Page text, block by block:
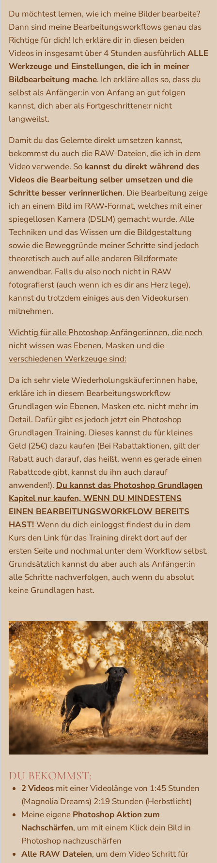
Du möchtest lernen, wie ich meine Bilder bearbeite?
Dann sind meine Bearbeitungsworkflows genau das
Richtige für dich! Ich erkläre dir in diesen beiden
Videos in insgesamt über 4 Stunden ausführlich ALLE
Werkzeuge und Einstellungen, die ich in meiner
Bildbearbeitung mache. Ich erkläre alles so, dass du
selbst als Anfänger:in von Anfang an gut folgen
kannst, dich aber als Fortgeschrittene:r nicht
langweilst.
Damit du das Gelernte direkt umsetzen kannst,
bekommst du auch die RAW-Dateien, die ich in dem
Video verwende. So kannst du direkt während des
Videos die Bearbeitung selber umsetzen und die
Schritte besser verinnerlichen. Die Bearbeitung zeige
ich an einem Bild im RAW-Format, welches mit einer
spiegellosen Kamera (DSLM) gemacht wurde. Alle
Techniken und das Wissen um die Bildgestaltung
sowie die Beweggründe meiner Schritte sind jedoch
theoretisch auch auf alle anderen Bildformate
anwendbar. Falls du also noch nicht in RAW
fotografierst (auch wenn ich es dir ans Herz lege),
kannst du trotzdem einiges aus den Videokursen
mitnehmen.
Wichtig für alle Photoshop Anfänger:innen, die noch
nicht wissen was Ebenen, Masken und die
verschiedenen Werkzeuge sind:
Da ich sehr viele Wiederholungskäufer:innen habe,
erkläre ich in diesem Bearbeitungsworkflow
Grundlagen wie Ebenen, Masken etc. nicht mehr im
Detail. Dafür gibt es jedoch jetzt ein Photoshop
Grundlagen Training. Dieses kannst du für kleines
Geld (25€) dazu kaufen (Bei Rabattaktionen, gilt der
Rabatt auch darauf, das heißt, wenn es gerade einen
Rabattcode gibt, kannst du ihn auch darauf
anwenden!). Du kannst das Photoshop Grundlagen
Kapitel nur kaufen, WENN DU MINDESTENS
EINEN BEARBEITUNGSWORKFLOW BEREITS
HAST! Wenn du dich einloggst findest du in dem
Kurs den Link für das Training direkt dort auf der
ersten Seite und nochmal unter dem Workflow selbst.
Grundsätzlich kannst du aber auch als Anfänger:in
alle Schritte nachverfolgen, auch wenn du absolut
keine Grundlagen hast.
DU BEKOMMST:
2Videosmit einer Videolänge von 1:45 Stunden
(Magnolia Dreams) 2:19 Stunden (Herbstlicht)
Meine eigene PhotoshopAktion zum
Nachschärfen, um mit einem Klick dein Bild in
Photoshop nachzuschärfen
Alle RAW Dateien, um dem Video Schritt für